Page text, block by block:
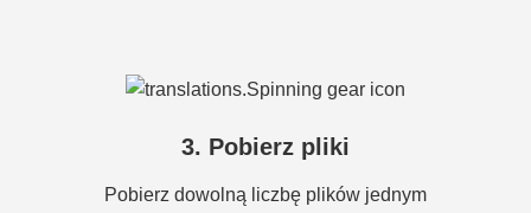
3. Pobierz pliki
Pobierz dowolną liczbę plików jednym